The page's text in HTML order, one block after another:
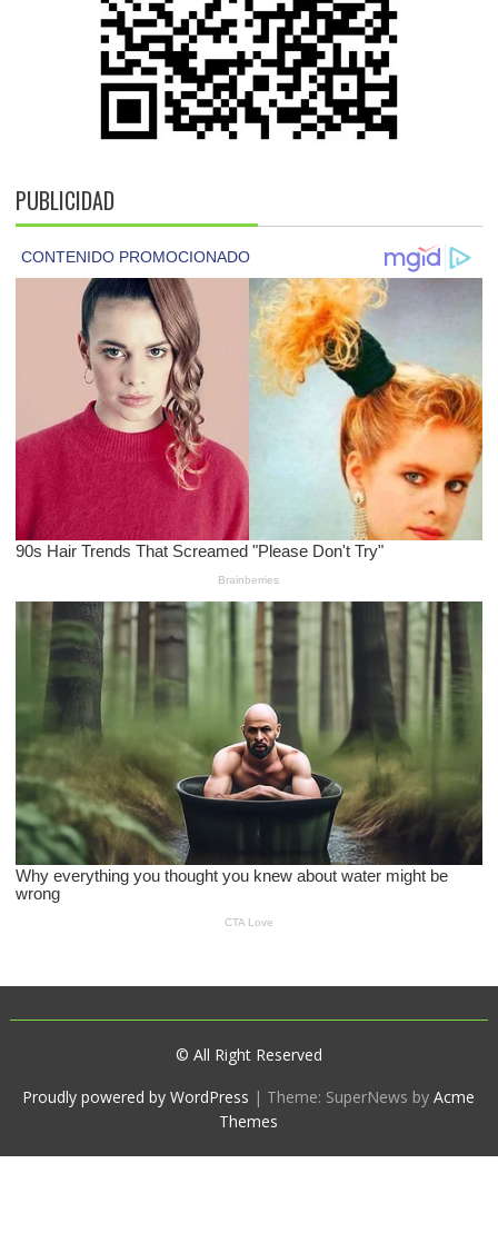
PUBLICIDAD
© All Right Reserved
Proudly powered by WordPress | Theme: SuperNews byAcme
Themes